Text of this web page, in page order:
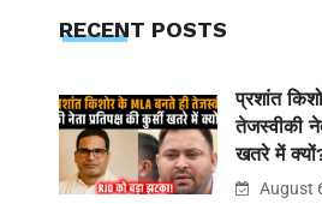
RECENT POSTS
प्रशांत
तेजस्वीकी
खतरे में
August